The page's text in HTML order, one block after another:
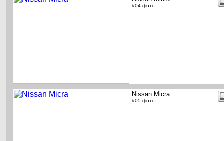
#04 фото
Nissan Micra
#05 фото